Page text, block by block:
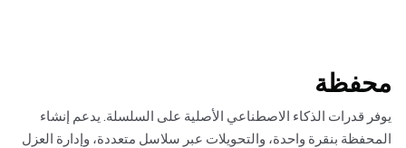
محفظة
يوفر قدرات الذكاء الاصطناعي الأصلية على السلسلة. يدعم إنشاء
المحفظة بنقرة واحدة، والتحويلات عبر سلاسل متعددة، وإدارة العزل